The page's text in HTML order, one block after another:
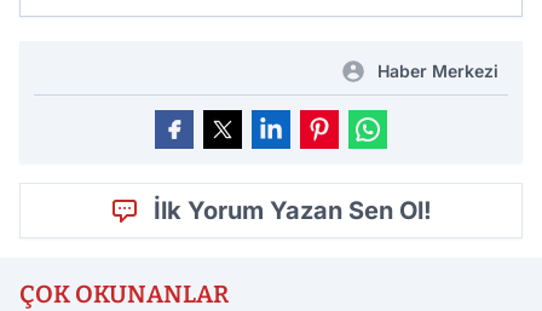
Haber Merkezi
İlk Yorum Yazan Sen Ol!
ÇOK OKUNANLAR